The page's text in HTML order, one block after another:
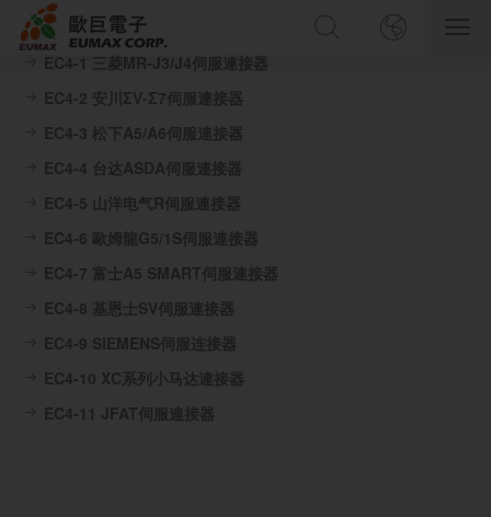
首页
关于我们
产品中心
欧巨园地
人力资源
中文简体
English
日本語
搜索产品
搜 索
EC4 伺服连接器
EC4-1 三菱MR-J3/J4伺服連接器
EC4-2 安川ΣV-Σ7伺服連接器
EC4-3 松下A5/A6伺服連接器
EC4-4 台达ASDA伺服連接器
EC4-5 山洋电气R伺服連接器
EC4-6 歐姆龍G5/1S伺服連接器
EC4-7 富士Α5 SMART伺服連接器
EC4-8 基恩士SV伺服連接器
EC4-9 SIEMENS伺服连接器
EC4-10 XC系列小马达連接器
EC4-11 JFAT伺服連接器